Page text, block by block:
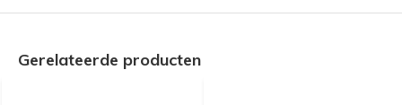
Gerelateerde producten